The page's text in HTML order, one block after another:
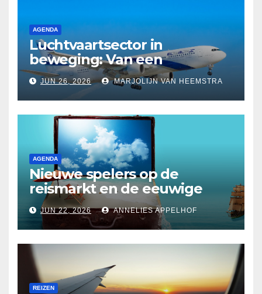
AGENDA
Luchtvaartsector in
beweging: Van een
langverwachte rentree op
Schiphol tot budgetvluchten
in de States
JUN 26, 2026 MARJOLIJN VAN HEEMSTRA
AGENDA
Nieuwe spelers op de
reismarkt en de eeuwige
twijfel over
reisverzekeringen
JUN 22, 2026 ANNELIES APPELHOF
REIZEN